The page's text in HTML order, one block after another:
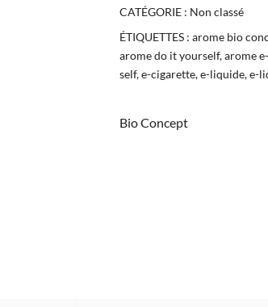
CATÉGORIE : Non classé
ÉTIQUETTES : arome bio
arome do it yourself,arome
self,e-cigarette,e-liquide,e-
Bio Concept